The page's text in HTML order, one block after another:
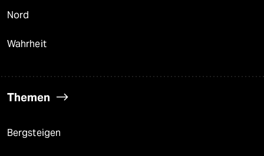
Nord
Wahrheit
Themen
Bergsteigen